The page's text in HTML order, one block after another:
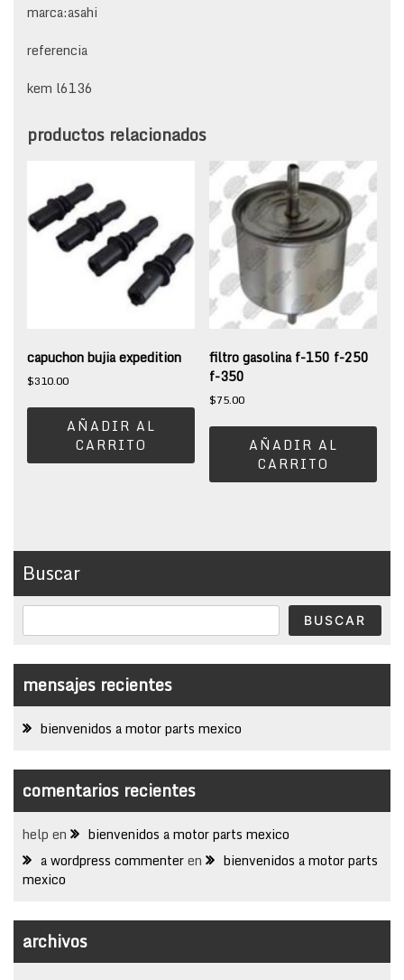
marca:asahi
referencia
kem l6136
productos relacionados
capuchon bujia expedition
$310.00
AÑADIR AL
CARRITO
filtro gasolina f-150 f-250
f-350
$75.00
AÑADIR AL
CARRITO
Buscar
BUSCAR
mensajes recientes
bienvenidos a motor parts mexico
comentarios recientes
help en
bienvenidos a motor parts mexico
a wordpress commenteren
bienvenidos a motor parts
mexico
archivos